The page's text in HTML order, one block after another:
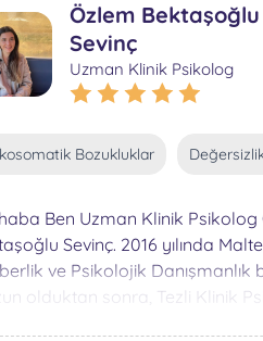
Duygular Borderline
Özlem Bektaşoğlu
Sevinç
Uzman Klinik Psikolog
Bozukluklar
Ben Uzman Klinik Psikolog
Sevinç. 2016 yılında
ve Psikolojik Danışmanlık
olduktan sonra, Tezli Klinik